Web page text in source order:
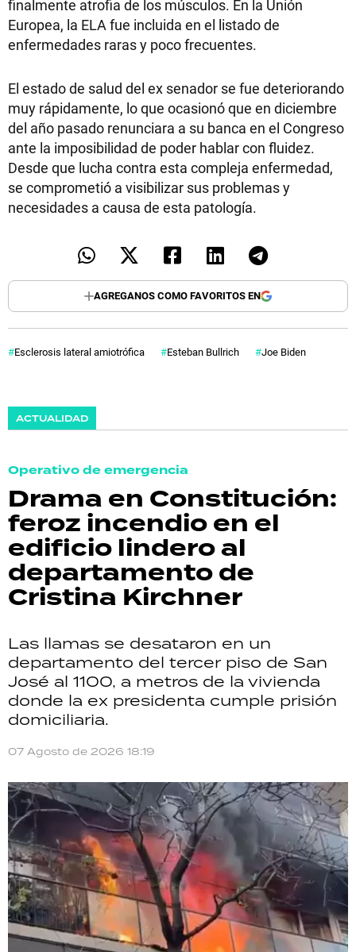
finalmente atrofia de los músculos. En la Unión
Europea, la ELA fue incluida en el listado de
enfermedades raras y poco frecuentes.
El estado de salud del ex senador se fue deteriorando
muy rápidamente, lo que ocasionó que en diciembre
del año pasado renunciara a su banca en el Congreso
ante la imposibilidad de poder hablar con fluidez.
Desde que lucha contra esta compleja enfermedad,
se comprometió a visibilizar sus problemas y
necesidades a causa de esta patología.
AGREGANOS COMO FAVORITOS EN
Esclerosis lateral amiotrófica Esteban Bullrich Joe Biden
ACTUALIDAD
Operativo de emergencia
Drama en Constitución:
feroz incendio en el
edificio lindero al
departamento de
Cristina Kirchner
Las llamas se desataron en un
departamento del tercer piso de San
José al 1100, a metros de la vivienda
donde la ex presidenta cumple prisión
domiciliaria.
07 Agosto de 2026 18:19